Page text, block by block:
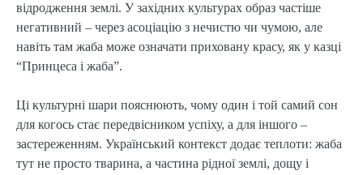
відродження землі. У західних культурах образ частіше
негативний – через асоціацію з нечистю чи чумою, але
навіть там жаба може означати приховану красу, як у казці
“Принцеса і жаба”.
Ці культурні шари пояснюють, чому один і той самий сон
для когось стає передвісником успіху, а для іншого –
застереженням. Український контекст додає теплоти: жаба
тут не просто тварина, а частина рідної землі, дощу і